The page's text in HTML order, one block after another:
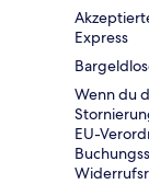
Express
Wenn du
EU-